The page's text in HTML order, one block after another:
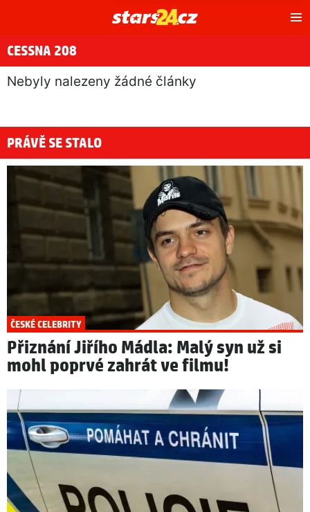
CESSNA 208
Nebyly nalezeny žádné články
PRÁVĚ SE STALO
ČESKÉ CELEBRITY
Přiznání Jiřího Mádla: Malý syn už si
mohl poprvé zahrát ve filmu!